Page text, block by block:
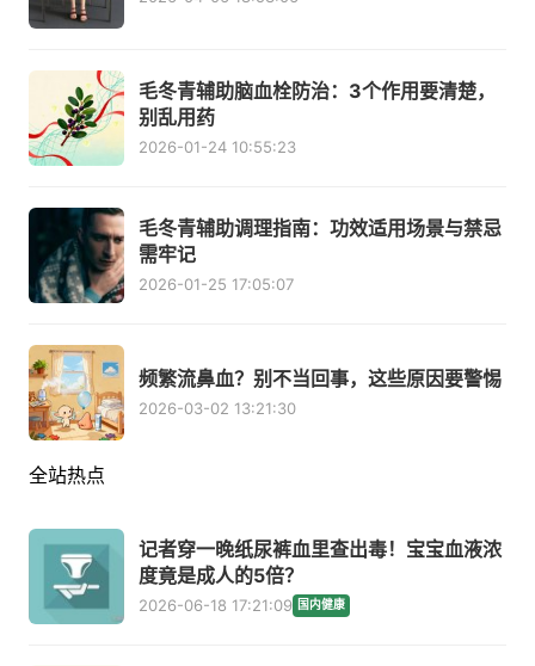
毛冬青辅助脑血栓防治：3个作用要清楚，
别乱用药
2026-01-24 10:55:23
毛冬青辅助调理指南：功效适用场景与禁忌
需牢记
2026-01-25 17:05:07
频繁流鼻血？别不当回事，这些原因要警惕
2026-03-02 13:21:30
全站热点
记者穿一晚纸尿裤血里查出毒！宝宝血液浓
度竟是成人的5倍？
2026-06-18 17:21:09 国内健康